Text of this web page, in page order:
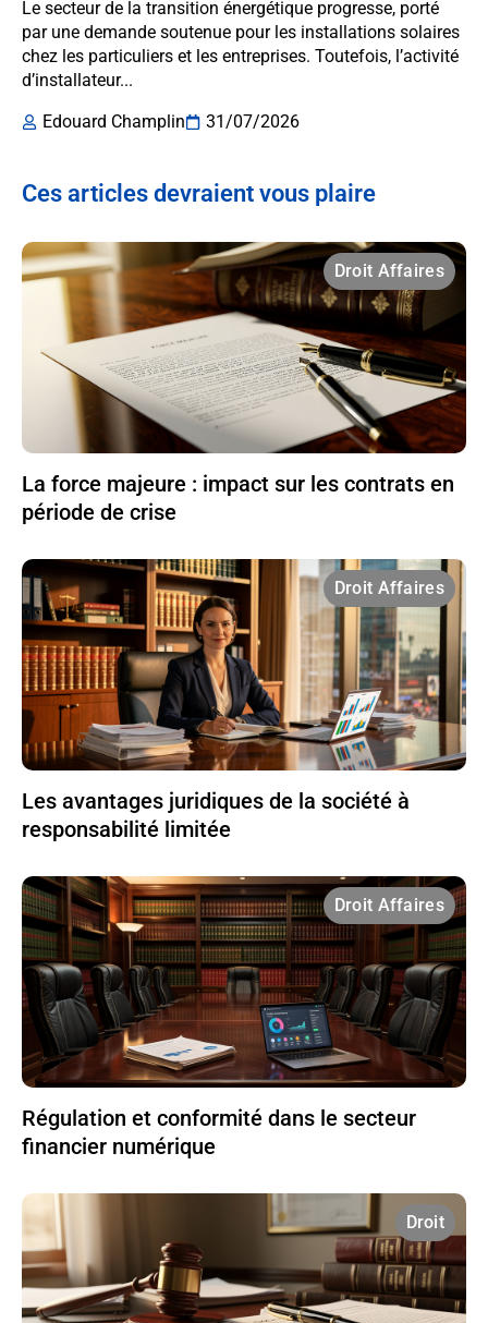
Le secteur de la transition énergétique progresse, porté
par une demande soutenue pour les installations solaires
chez les particuliers et les entreprises. Toutefois, l’activité
d’installateur...
Edouard Champlin
31/07/2026
Ces articles devraient vous plaire
Droit Affaires
La force majeure : impact sur les contrats en
période de crise
Droit Affaires
Les avantages juridiques de la société à
responsabilité limitée
Droit Affaires
Régulation et conformité dans le secteur
financier numérique
Droit